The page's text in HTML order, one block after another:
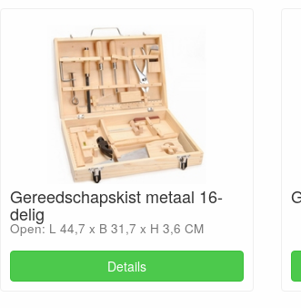
Gereedschapskist metaal 16-
delig
Open: L 44,7 x B 31,7 x H 3,6 CM
Details